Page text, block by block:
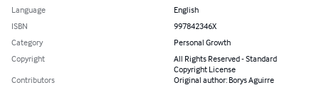
Language
English
ISBN
997842346X
Category
Personal Growth
Copyright
All Rights Reserved - Standard
Copyright License
Contributors
Original author: Borys Aguirre